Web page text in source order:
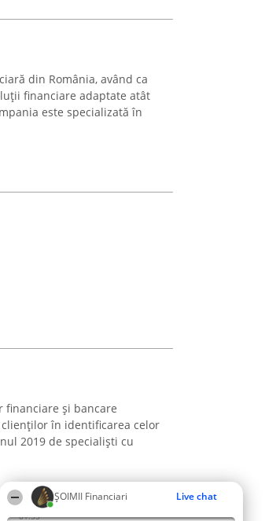
ȘOIMII Financiari Live chat
01:55
din România, având ca
financiare adaptate atât
este specializată în
financiare și bancare
în identificarea celor
2019 de specialiști cu